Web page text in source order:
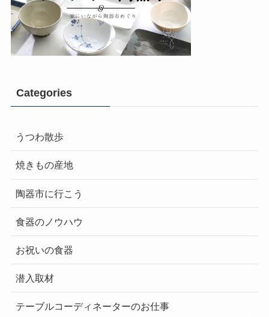
Categories
うつわ散歩
焼きもの産地
陶器市に行こう
食器のノウハウ
お祝いの食器
潜入取材
テーブルコーディネーターのお仕事